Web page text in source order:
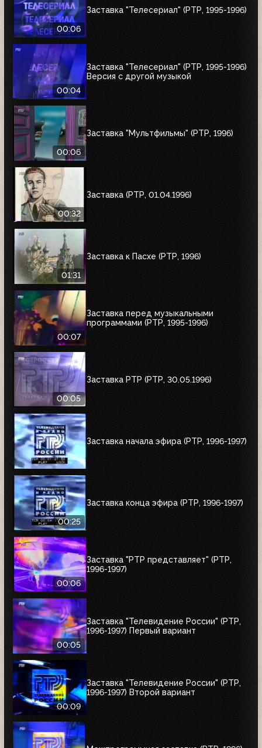
00:06
Заставка "Телесериал" (РТР, 1995-1996)
00:04
Заставка "Телесериал" (РТР, 1995-1996)
Версия с другой музыкой
00:06
Заставка "Мультфильмы" (РТР, 1996)
00:32
Заставка (РТР, 01.04.1996)
01:31
Заставка к Пасхе (РТР, 1996)
00:07
Заставка перед музыкальными
программами (РТР, 1995-1996)
00:05
Заставка РТР (РТР, 30.05.1996)
Заставка начала эфира (РТР, 1996-1997)
00:25
Заставка конца эфира (РТР, 1996-1997)
00:06
Заставка "РТР представляет" (РТР,
1996-1997)
00:05
Заставка "Телевидение России" (РТР,
1996-1997) Первый вариант
00:09
Заставка "Телевидение России" (РТР,
1996-1997) Второй вариант